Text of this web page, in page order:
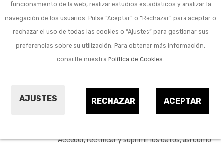
funcionamiento de la web, realizar estudios estadísticos y analizar la
navegación de los usuarios. Pulse “Aceptar” o “Rechazar” para aceptar o
rechazar el uso de todas las cookies o “Ajustes” para gestionar sus
preferencias sobre su utilización. Para obtener más información,
consulte nuestra Política de Cookies.
AJUSTES ACEPTAR
RECHAZAR
Política de privacidad
Enviarle newsletters y/o boletines con
Atender su solicitud de información recibida a
través del formulario de contacto.
Acceder, rectificar y suprimir los datos, así como